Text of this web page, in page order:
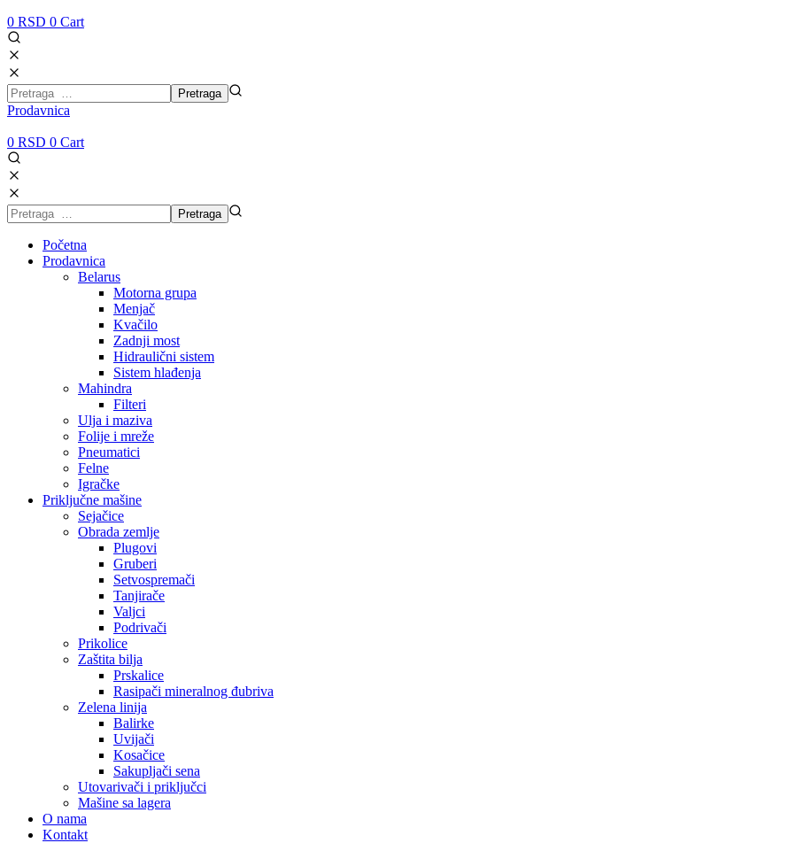
0 RSD 0 Cart
Prodavnica
0 RSD 0 Cart
Početna
Prodavnica
Belarus
Motorna grupa
Menjač
Kvačilo
Zadnji most
Hidraulični sistem
Sistem hlađenja
Mahindra
Filteri
Ulja i maziva
Folije i mreže
Pneumatici
Felne
Igračke
Priključne mašine
Sejačice
Obrada zemlje
Plugovi
Gruberi
Setvospremači
Tanjirače
Valjci
Podrivači
Prikolice
Zaštita bilja
Prskalice
Rasipači mineralnog đubriva
Zelena linija
Balirke
Uvijači
Kosačice
Sakupljači sena
Utovarivači i priključci
Mašine sa lagera
O nama
Kontakt